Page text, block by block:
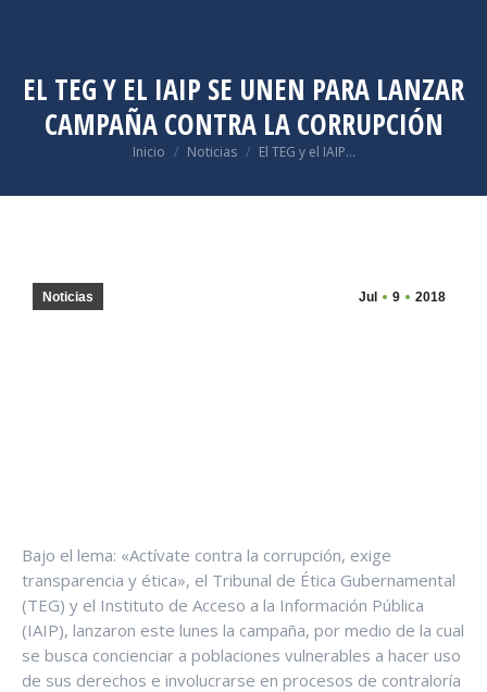
EL TEG Y EL IAIP SE UNEN PARA LANZAR
CAMPAÑA CONTRA LA CORRUPCIÓN
Estás aquí:
Inicio Noticias El TEG y el IAIP…
Jul 9 2018
Noticias
Bajo el lema: «Actívate contra la corrupción, exige
transparencia y ética», el Tribunal de Ética Gubernamental
(TEG) y el Instituto de Acceso a la Información Pública
(IAIP), lanzaron este lunes la campaña, por medio de la cual
se busca concienciar a poblaciones vulnerables a hacer uso
de sus derechos e involucrarse en procesos de contraloría